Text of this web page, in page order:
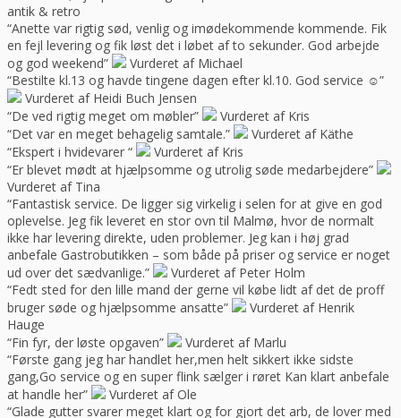
antik & retro
“Anette var rigtig sød, venlig og imødekommende kommende. Fik
en fejl levering og fik løst det i løbet af to sekunder. God arbejde
og god weekend”
Vurderet af Michael
“Bestilte kl.13 og havde tingene dagen efter kl.10. God service ☺”
Vurderet af Heidi Buch Jensen
“De ved rigtig meget om møbler”
Vurderet af Kris
“Det var en meget behagelig samtale.”
Vurderet af Käthe
“Ekspert i hvidevarer “
Vurderet af Kris
“Er blevet mødt at hjælpsomme og utrolig søde medarbejdere”
Vurderet af Tina
“Fantastisk service. De ligger sig virkelig i selen for at give en god
oplevelse. Jeg fik leveret en stor ovn til Malmø, hvor de normalt
ikke har levering direkte, uden problemer. Jeg kan i høj grad
anbefale Gastrobutikken – som både på priser og service er noget
ud over det sædvanlige.”
Vurderet af Peter Holm
“Fedt sted for den lille mand der gerne vil købe lidt af det de proff
bruger søde og hjælpsomme ansatte”
Vurderet af Henrik
Hauge
“Fin fyr, der løste opgaven”
Vurderet af Marlu
“Første gang jeg har handlet her,men helt sikkert ikke sidste
gang,Go service og en super flink sælger i røret Kan klart anbefale
at handle her”
Vurderet af Ole
“Glade gutter svarer meget klart og for gjort det arb, de lover med